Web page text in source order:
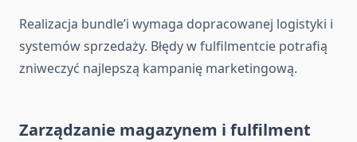
Realizacja bundle’i wymaga dopracowanej logistyki i
systemów sprzedaży. Błędy w fulfilmentcie potrafią
zniweczyć najlepszą kampanię marketingową.
Zarządzanie magazynem i fulfilment